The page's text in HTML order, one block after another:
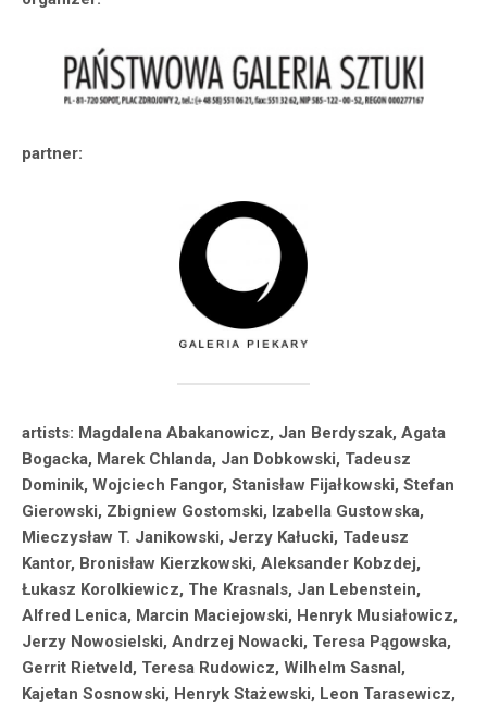
partner:
artists: Magdalena Abakanowicz, Jan Berdyszak, Agata
Bogacka, Marek Chlanda, Jan Dobkowski, Tadeusz
Dominik, Wojciech Fangor, Stanisław Fijałkowski, Stefan
Gierowski, Zbigniew Gostomski, Izabella Gustowska,
Mieczysław T. Janikowski, Jerzy Kałucki, Tadeusz
Kantor, Bronisław Kierzkowski, Aleksander Kobzdej,
Łukasz Korolkiewicz, The Krasnals, Jan Lebenstein,
Alfred Lenica, Marcin Maciejowski, Henryk Musiałowicz,
Jerzy Nowosielski, Andrzej Nowacki, Teresa Pągowska,
Gerrit Rietveld, Teresa Rudowicz, Wilhelm Sasnal,
Kajetan Sosnowski, Henryk Stażewski, Leon Tarasewicz,